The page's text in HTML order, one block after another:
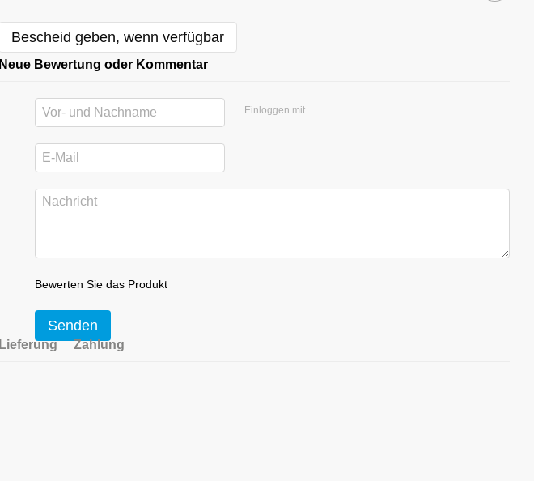
Bescheid geben, wenn verfügbar
Neue Bewertung oder Kommentar
Einloggen mit
Bewerten Sie das Produkt
Senden
Lieferung Zahlung